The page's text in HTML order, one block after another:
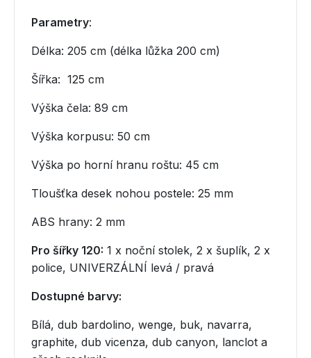
Parametry:
Délka: 205 cm (délka lůžka 200 cm)
Šířka: 125 cm
Výška čela: 89 cm
Výška korpusu: 50 cm
Výška po horní hranu roštu: 45 cm
Tloušťka desek nohou postele: 25 mm
ABS hrany: 2 mm
Pro šířky 120: 1 x noční stolek, 2 x šuplík, 2 x
police, UNIVERZÁLNÍ levá / pravá
Dostupné barvy:
Bílá, dub bardolino, wenge, buk, navarra,
graphite, dub vicenza, dub canyon, lanclot a